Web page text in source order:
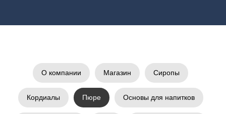
О компании Магазин Сиропы
Кордиалы Пюре Основы для напитков